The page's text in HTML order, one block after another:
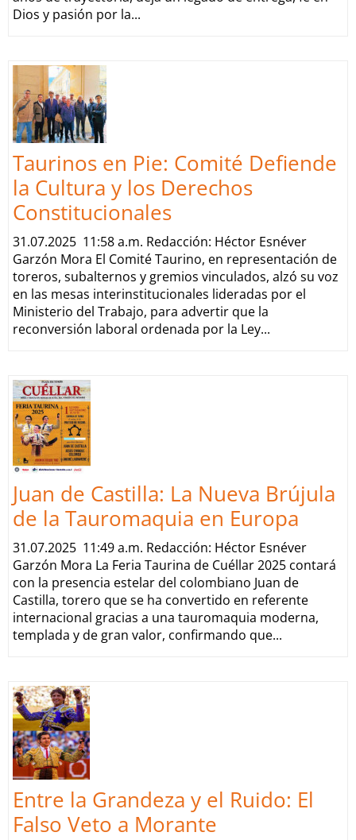
Dios y pasión por la...
Taurinos en Pie: Comité Defiende
la Cultura y los Derechos
Constitucionales
31.07.2025 11:58 a.m. Redacción: Héctor Esnéver
Garzón Mora El Comité Taurino, en representación de
toreros, subalternos y gremios vinculados, alzó su voz
en las mesas interinstitucionales lideradas por el
Ministerio del Trabajo, para advertir que la
reconversión laboral ordenada por la Ley...
Juan de Castilla: La Nueva Brújula
de la Tauromaquia en Europa
31.07.2025 11:49 a.m. Redacción: Héctor Esnéver
Garzón Mora La Feria Taurina de Cuéllar 2025 contará
con la presencia estelar del colombiano Juan de
Castilla, torero que se ha convertido en referente
internacional gracias a una tauromaquia moderna,
templada y de gran valor, confirmando que...
Entre la Grandeza y el Ruido: El
Falso Veto a Morante